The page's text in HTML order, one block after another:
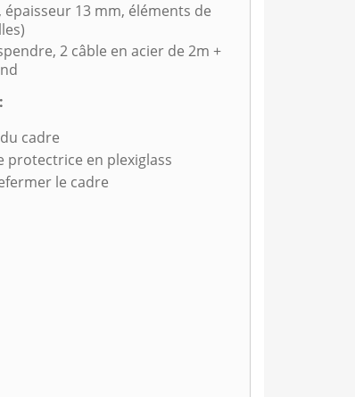
épaisseur 13 mm, éléments de
2 câble en acier de 2m +
cadre
protectrice en plexiglass
le cadre